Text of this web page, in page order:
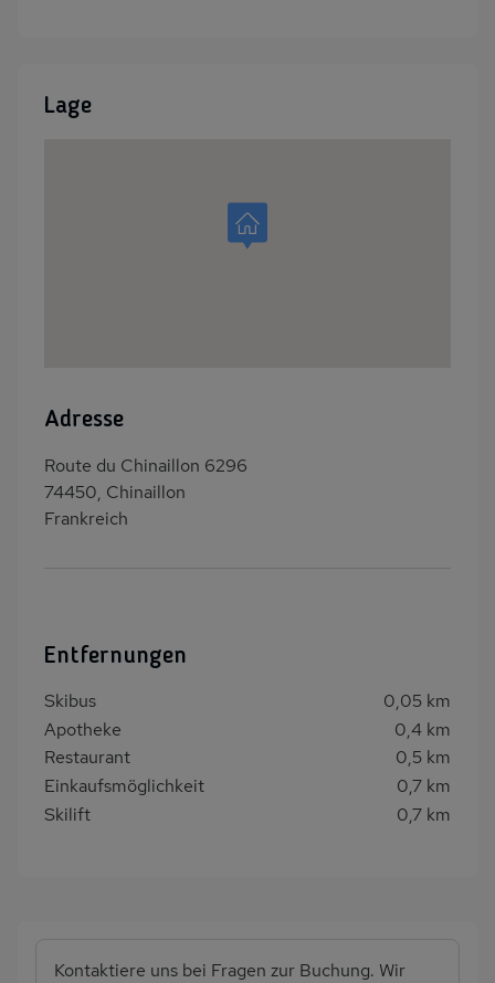
Lage
Adresse
Route du Chinaillon 6296
74450, Chinaillon
Frankreich
Entfernungen
Skibus
0,05 km
Apotheke
0,4 km
Restaurant
0,5 km
Einkaufsmöglichkeit
0,7 km
Skilift
0,7 km
Kontaktiere uns bei Fragen zur Buchung. Wir